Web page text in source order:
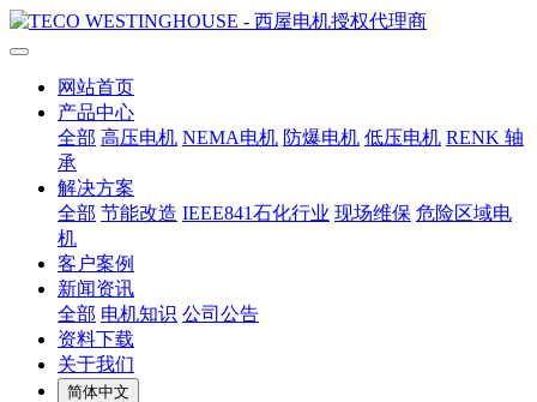
网站首页
产品中心
全部 高压电机 NEMA电机 防爆电机 低压电机 RENK 轴
承
解决方案
全部 节能改造 IEEE841石化行业 现场维保 危险区域电
机
客户案例
新闻资讯
全部 电机知识 公司公告
资料下载
关于我们
简体中文